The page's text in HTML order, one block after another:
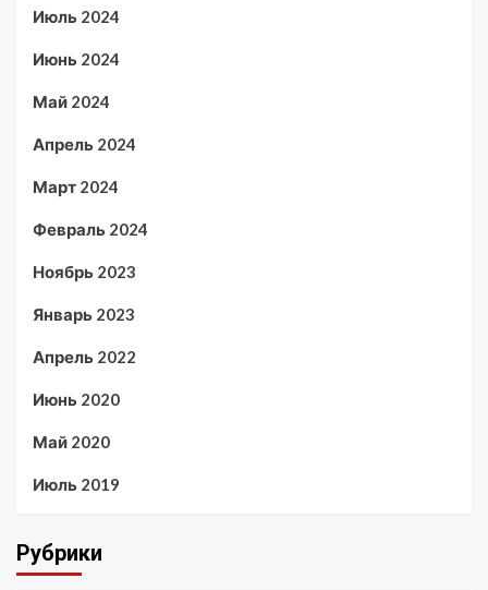
Июль 2024
Июнь 2024
Май 2024
Апрель 2024
Март 2024
Февраль 2024
Ноябрь 2023
Январь 2023
Апрель 2022
Июнь 2020
Май 2020
Июль 2019
Рубрики